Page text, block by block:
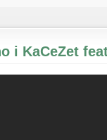
i KaCeZet